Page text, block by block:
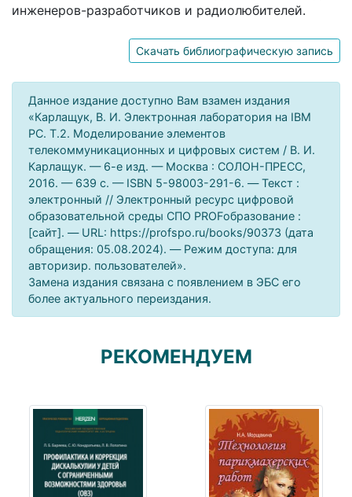
инженеров-разработчиков и радиолюбителей.
Скачать библиографическую запись
Данное издание доступно Вам взамен издания
«Карлащук, В. И. Электронная лаборатория на IBM
PC. Т.2. Моделирование элементов
телекоммуникационных и цифровых систем / В. И.
Карлащук. — 6-е изд. — Москва : СОЛОН-ПРЕСС,
2016. — 639 c. — ISBN 5-98003-291-6. — Текст :
электронный // Электронный ресурс цифровой
образовательной среды СПО PROFобразование :
[сайт]. — URL: https://profspo.ru/books/90373 (дата
обращения: 05.08.2024). — Режим доступа: для
авторизир. пользователей».
Замена издания связана с появлением в ЭБС его
более актуального переиздания.
РЕКОМЕНДУЕМ